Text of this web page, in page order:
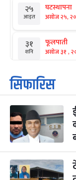
२५
आइत
घटस्थापना
असोज २५,
३१
शनि
फूलपाती
असोज ३१ ,
१
आइत
कार्तिक
कार्तिक १, २०८३
३
मंगल
महानवमी
कार्तिक ३,
४
सिफारिस